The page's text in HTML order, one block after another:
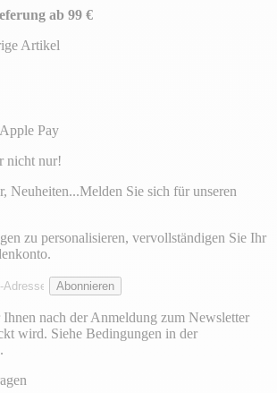
ab 99 €
Artikel
Pay
nicht nur!
Neuheiten...Melden Sie sich für unseren
zu personalisieren, vervollständigen Sie Ihr
Abonnieren
nach der Anmeldung zum Newsletter
wird. Siehe Bedingungen in der